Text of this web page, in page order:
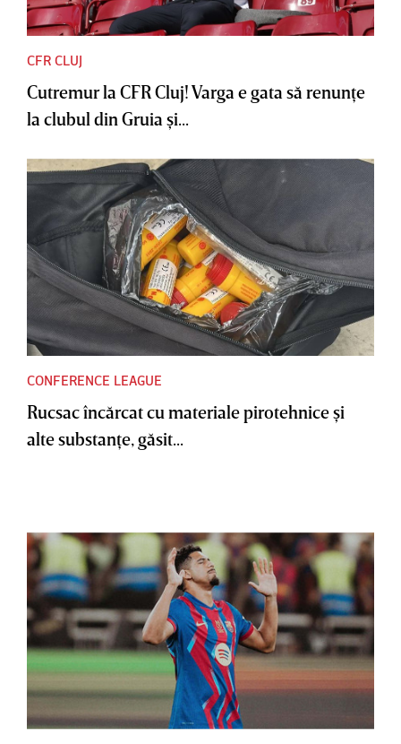
CFR CLUJ
Cutremur la CFR Cluj! Varga e gata să renunţe
la clubul din Gruia şi...
CONFERENCE LEAGUE
Rucsac încărcat cu materiale pirotehnice şi
alte substanţe, găsit...